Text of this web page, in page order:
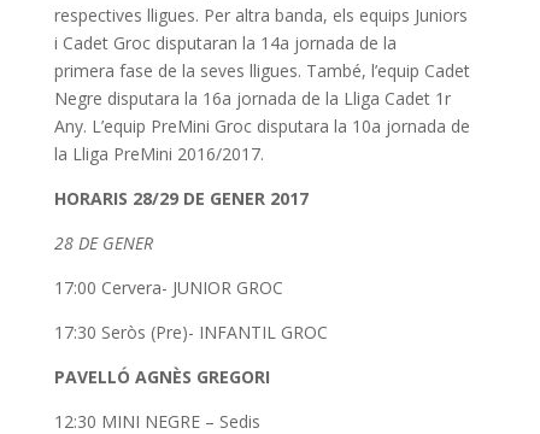
respectives lligues. Per altra banda, els equips Juniors
i Cadet Groc disputaran la 14a jornada de la
primera fase de la seves lligues. També, l’equip Cadet
Negre disputara la 16a jornada de la Lliga Cadet 1r
Any. L’equip PreMini Groc disputara la 10a jornada de
la Lliga PreMini 2016/2017.
HORARIS 28/29 DE GENER 2017
28 DE GENER
17:00 Cervera- JUNIOR GROC
17:30 Seròs (Pre)- INFANTIL GROC
PAVELLÓ AGNÈS GREGORI
12:30 MINI NEGRE – Sedis